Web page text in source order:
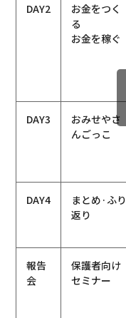
DAY2
お金をつく
る
お金を稼ぐ
DAY3
おみせやさ
んごっこ
DAY4
まとめ·ふり
返り
報告
会
保護者向け
セミナー